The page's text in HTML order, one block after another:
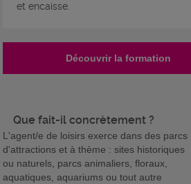
et encaisse.
Découvrir la formation
Que fait-il concrètement ?
L'agent/e de loisirs exerce dans des parcs
d'attractions et à thème : sites historiques
ou naturels, parcs animaliers, floraux,
aquatiques, aquariums ou tout autre